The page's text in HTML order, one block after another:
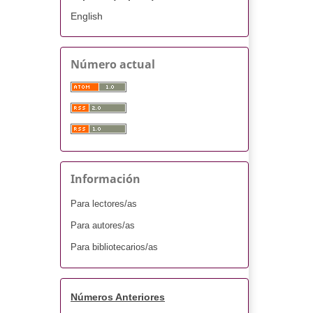
English
Número actual
Información
Para lectores/as
Para autores/as
Para bibliotecarios/as
Números Anteriores